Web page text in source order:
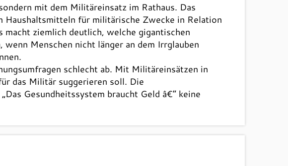
mit dem Militäreinsatz im Rathaus. Das
Haushaltsmitteln für militärische Zwecke in Relation
macht ziemlich deutlich, welche gigantischen
Menschen nicht länger an dem Irrglauben
schlecht ab. Mit Militäreinsätzen in
das Militär suggerieren soll. Die
Gesundheitssystem braucht Geld â€“ keine